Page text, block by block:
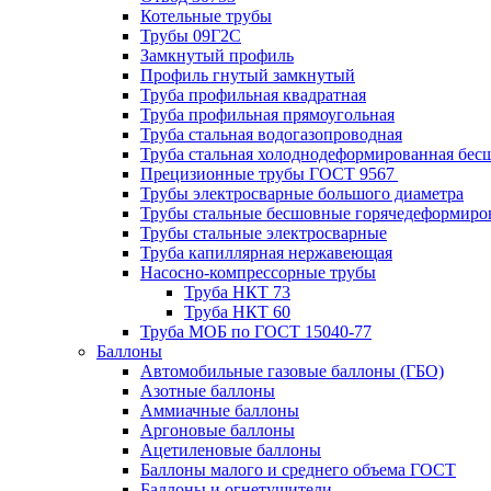
Котельные трубы
Трубы 09Г2С
Замкнутый профиль
Профиль гнутый замкнутый
Труба профильная квадратная
Труба профильная прямоугольная
Труба стальная водогазопроводная
Труба стальная холоднодеформированная
Прецизионные трубы ГОСТ 9567
Трубы электросварные большого диаметра
Трубы стальные бесшовные
Трубы стальные электросварные
Труба капиллярная нержавеющая
Насосно-компрессорные трубы
Труба НКТ 73
Труба НКТ 60
Труба МОБ по ГОСТ 15040-77
Баллоны
Автомобильные газовые баллоны (ГБО)
Азотные баллоны
Аммиачные баллоны
Аргоновые баллоны
Ацетиленовые баллоны
Баллоны малого и среднего объема ГОСТ